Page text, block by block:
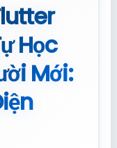
Học
Mới: